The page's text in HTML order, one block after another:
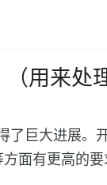
用来处
巨大进展。
面有更高的